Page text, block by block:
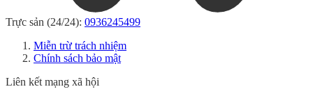
Trực sản (24/24): 0936245499
Miễn trừ trách nhiệm
Chính sách bảo mật
Liên kết mạng xã hội